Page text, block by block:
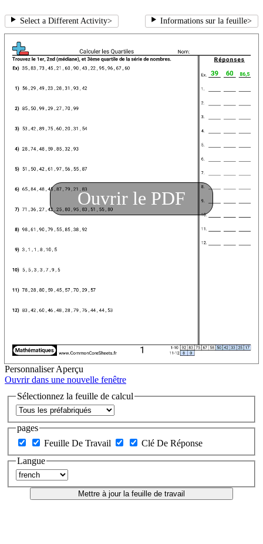
Select a Different Activity> Informations sur la feuille>
Ouvrir le PDF
Personnaliser Aperçu
Ouvrir dans une nouvelle fenêtre
Sélectionnez la feuille de calcul
pages
Feuille De Travail
Clé De Réponse
Langue
Mettre à jour la feuille de travail